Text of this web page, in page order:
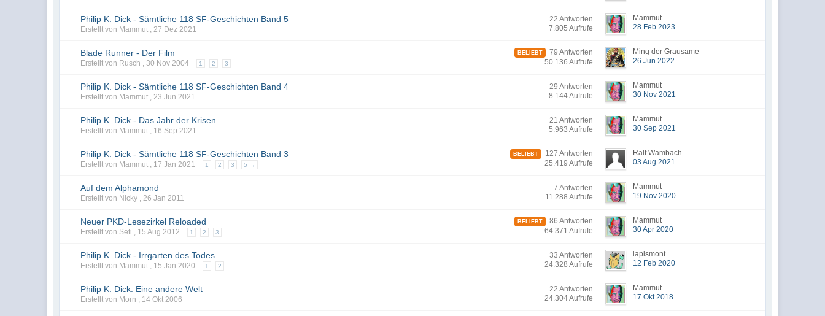
Philip K. Dick - Sämtliche 118 SF-Geschichten Band 5
Erstellt von Mammut ,27 Dez 2021
22 Antworten
7.805 Aufrufe
Mammut
28 Feb 2023
Blade Runner - Der Film
Erstellt von Rusch ,30 Nov 2004 1 2 3
BELIEBT
79 Antworten
50.136 Aufrufe
Ming der Grausame
26 Jun 2022
Philip K. Dick - Sämtliche 118 SF-Geschichten Band 4
Erstellt von Mammut ,23 Jun 2021
29 Antworten
8.144 Aufrufe
Mammut
30 Nov 2021
Philip K. Dick - Das Jahr der Krisen
Erstellt von Mammut , 16 Sep 2021
21 Antworten
5.963 Aufrufe
Mammut
30 Sep 2021
Philip K. Dick - Sämtliche 118 SF-Geschichten Band 3
Erstellt von Mammut , 17 Jan 2021 1 2 3 5 →
BELIEBT
127 Antworten
25.419 Aufrufe
Ralf Wambach
03 Aug 2021
Auf dem Alphamond
Erstellt von Nicky ,26 Jan 2011
7 Antworten
11.288 Aufrufe
Mammut
19 Nov 2020
Neuer PKD-Lesezirkel Reloaded
Erstellt von Seti , 15 Aug 2012 1 2 3
BELIEBT
86 Antworten
64.371 Aufrufe
Mammut
30 Apr 2020
Philip K. Dick - Irrgarten des Todes
Erstellt von Mammut , 15 Jan 2020 1 2
33 Antworten
24.328 Aufrufe
lapismont
12 Feb 2020
Philip K. Dick: Eine andere Welt
Erstellt von Morn , 14 Okt 2006
22 Antworten
24.304 Aufrufe
Mammut
17 Okt 2018